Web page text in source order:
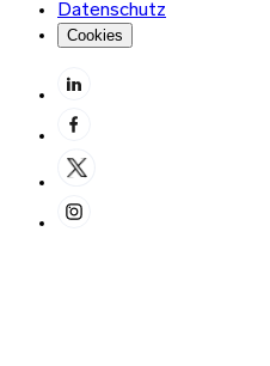
Datenschutz
Cookies